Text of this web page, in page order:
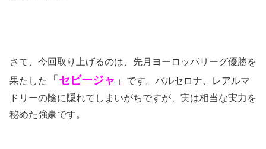
さて、今回取り上げるのは、先月ヨーロッパリーグ優勝を
果たした
「セビージャ 」
です。バルセロナ、レアルマ
ドリーの陰に隠れてしまいがちですが、実は相当な実力を
秘めた強豪です。